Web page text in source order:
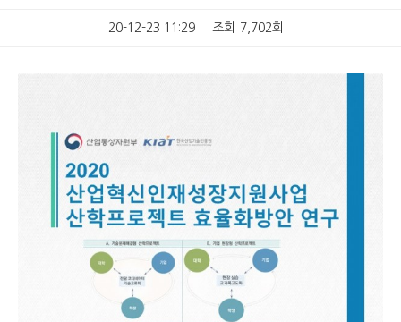
20-12-23 11:29 조회 7,702회